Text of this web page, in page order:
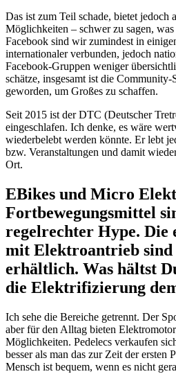
Das ist zum Teil schade, bietet jedoch
Möglichkeiten – schwer zu sagen,
Facebook sind wir zumindest in
internationaler verbunden, jedoch
Facebook-Gruppen weniger
schätze, insgesamt ist die
geworden, um Großes zu schaffen.
Seit 2015 ist der DTC (Deutscher
eingeschlafen. Ich denke, es wäre
wiederbelebt werden könnte. Er lebt
bzw. Veranstaltungen und damit
Ort.
EBikes und Micro
Fortbewegungsmittel
regelrechter Hype.
mit Elektroantrieb sind
erhältlich. Was hältst
die Elektrifizierung
Ich sehe die Bereiche getrennt. Der
aber für den Alltag bieten
Möglichkeiten. Pedelecs verkaufen
besser als man das zur Zeit der ersten
Mensch ist bequem, wenn es nicht